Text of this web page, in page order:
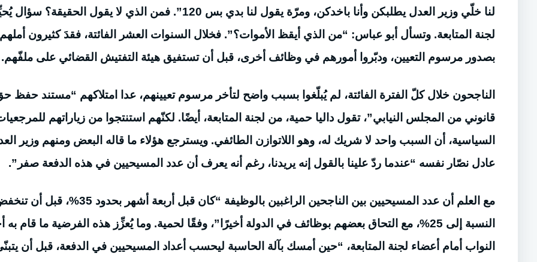
لنا خلّي وزير العدل يطلبكن وأنا باخدكن، ومرّة يقول لنا بدي بس 120”. فمن الذي لا يقول الحقيقة؟ سؤال
لجنة المتابعة. وتسأل أبو عباس: “من الذي أيقظ الأموات؟”. فخلال السنوات العشر الفائتة، فقدَ كثيرون أملهم
بصدور مرسوم التعيين، ودبّروا أمورهم في وظائف أخرى، قبل أن تستفيق هيئة التفتيش القضائي على ملفّهم.
الناجحون خلال كلّ الفترة الفائتة، لم يُبلّغوا بسبب واضح لتأخر مرسوم تعيينهم، عدا امتلاكهم “مستند حفظ
قانوني من المجلس النيابي”، تقول داليا حمية، من لجنة المتابعة، أيضًا. لكنّهم استنتجوا من زياراتهم
السياسية، أن السبب واحد لا شريك له، وهو اللاتوازن الطائفي. ويسترجع هؤلاء ما قاله البعض ومنهم وزير
عادل نصّار نفسه “عندما ردّ علينا بالقول إنه يريدنا، رغم أنه يعرف أن عدد المسيحيين في هذه الدفعة صفر”.
مع العلم أن عدد المسيحيين بين الناجحين الراغبين بالوظيفة “كان قبل أربعة أشهر بحدود 35%،
النسبة إلى 25%، مع التحاق بعضهم بوظائف في الدولة أخيرًا”، وفقًا لحمية. وما يُعزِّز هذه الفرضية ما قام به
النواب أمام أعضاء لجنة المتابعة، “حين أمسك بآلة الحاسبة ليحسب أعداد المسيحيين في الدفعة، قبل أن